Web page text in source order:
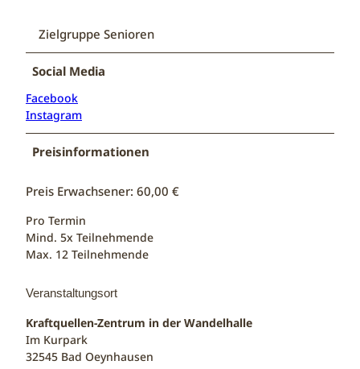
Zielgruppe Senioren
Social Media
Facebook
Instagram
Preisinformationen
Preis Erwachsener: 60,00 €
Pro Termin
Mind. 5x Teilnehmende
Max. 12 Teilnehmende
Veranstaltungsort
Kraftquellen-Zentrum in der Wandelhalle
Im Kurpark
32545 Bad Oeynhausen